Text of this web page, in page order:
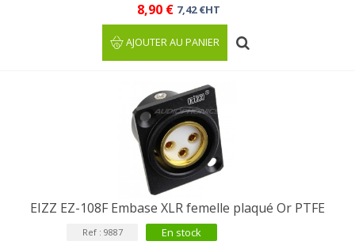
8,90 € 7,42 €HT
AJOUTER AU PANIER
EIZZ EZ-108F Embase XLR femelle plaqué Or PTFE
Ref : 9887 En stock